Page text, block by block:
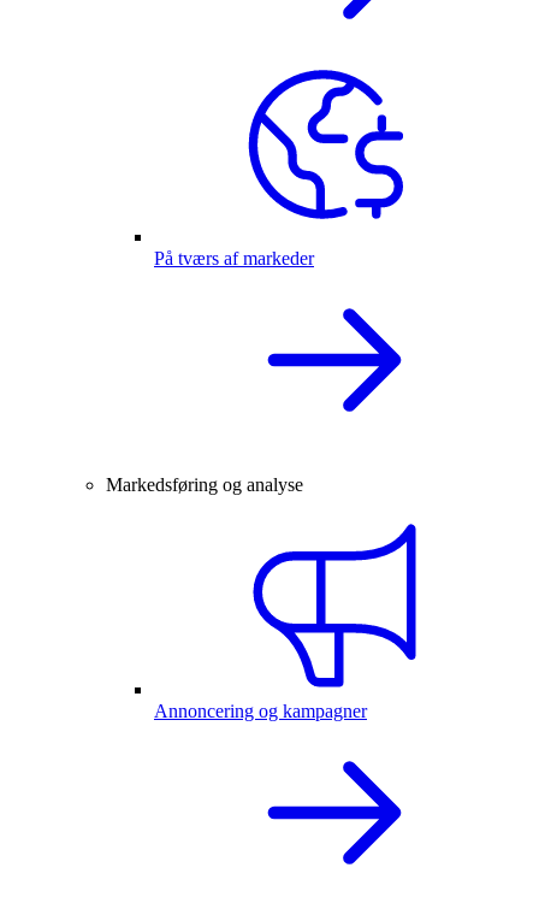
På tværs af markeder
Markedsføring og analyse
Annoncering og kampagner